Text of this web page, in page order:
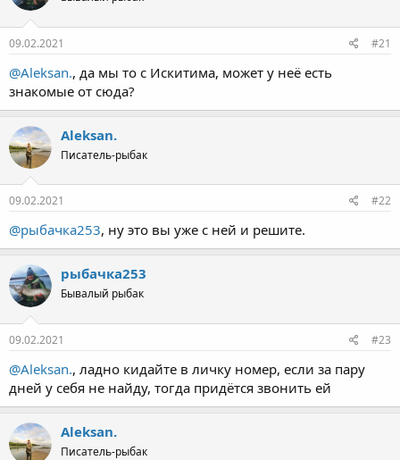
е
ы
ч
09.02.2021 #21
@Aleksan., да мы то с Искитима, может у неё есть
знакомые от сюда?
Aleksan.
Писатель-рыбак
09.02.2021 #22
@рыбачка253, ну это вы уже с ней и решите.
рыбачка253
Бывалый рыбак
09.02.2021 #23
@Aleksan., ладно кидайте в личку номер, если за пару
дней у себя не найду, тогда придётся звонить ей
Aleksan.
Писатель-рыбак